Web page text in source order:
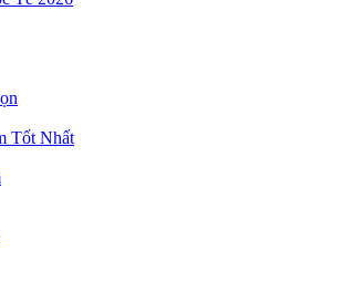
Tốt Nhất